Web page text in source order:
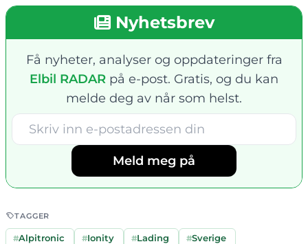
Nyhetsbrev
Få nyheter, analyser og oppdateringer fra
Elbil RADAR på e-post. Gratis, og du kan
melde deg av når som helst.
Meld meg på
TAGGER
#Alpitronic #Ionity #Lading #Sverige